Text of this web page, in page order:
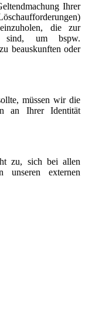
Ihrer
die zur
sind, um bspw.
beauskunften oder
müssen wir die
an Ihrer Identität
zu, sich bei allen
unseren externen